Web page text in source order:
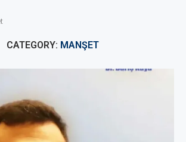
CATEGORY: MANŞET